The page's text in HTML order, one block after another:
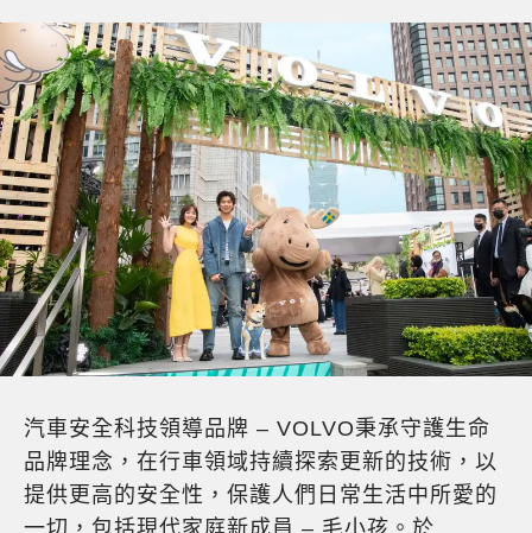
汽車安全科技領導品牌 – VOLVO秉承守護生命
品牌理念，在行車領域持續探索更新的技術，以
提供更高的安全性，保護人們日常生活中所愛的